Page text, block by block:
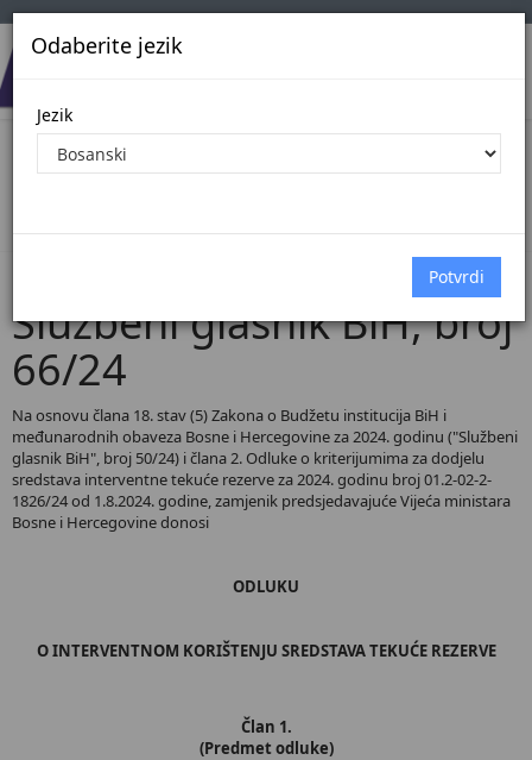
Odaberite jezik
Jezik
Pregled Dokumenata| Broj 66/24
Službeni glasnik BiH, broj
66/24
Na osnovu člana 18. stav (5) Zakona o Budžetu institucija BiH i
međunarodnih obaveza Bosne i Hercegovine za 2024. godinu ("Službeni
glasnik BiH", broj 50/24) i člana 2. Odluke o kriterijumima za dodjelu
sredstava interventne tekuće rezerve za 2024. godinu broj 01.2-02-2-
1826/24 od 1.8.2024. godine, zamjenik predsjedavajuće Vijeća ministara
Bosne i Hercegovine donosi
ODLUKU
O INTERVENTNOM KORIŠTENJU SREDSTAVA TEKUĆE REZERVE
Član 1.
(Predmet odluke)